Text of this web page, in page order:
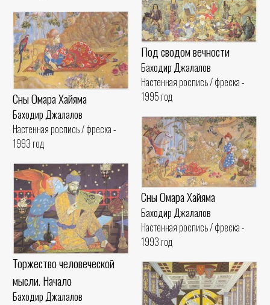
Под сводом вечности
Баходир Джалалов
Настенная роспись / фреска -
1995 год
Сны Омара Хайяма
Баходир Джалалов
Настенная роспись / фреска -
1993 год
Сны Омара Хайяма
Баходир Джалалов
Настенная роспись / фреска -
1993 год
Торжество человеческой
мысли. Начало
Баходир Джалалов